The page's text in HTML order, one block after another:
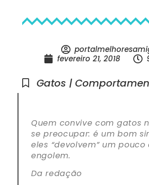
fevereiro 21, 2018
Gatos |
Quem convive com gatos
se preocupar: é um bom
eles “devolvem” um
engolem.
Da redação